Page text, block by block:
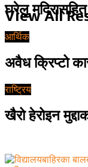
View All
घरेलु
आर्थिक
अवैध क्रिप्टो
राष्ट्रिय
खैरो हेरोइन